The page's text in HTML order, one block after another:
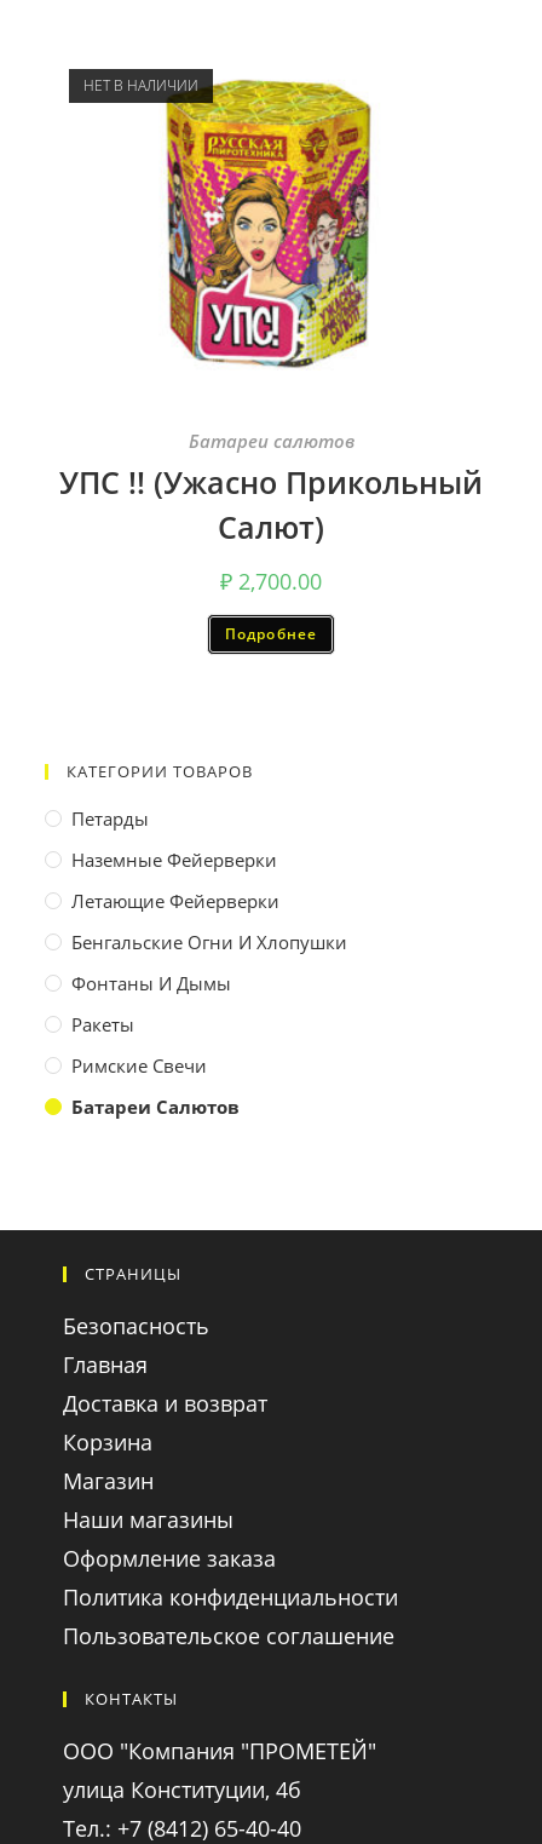
НЕТ В НАЛИЧИИ
Батареи салютов
УПС !! (Ужасно Прикольный
Салют)
₽ 2,700.00
Подробнее
КАТЕГОРИИ ТОВАРОВ
Петарды
Наземные Фейерверки
Летающие Фейерверки
Бенгальские Огни И Хлопушки
Фонтаны И Дымы
Ракеты
Римские Свечи
Батареи Салютов
СТРАНИЦЫ
Безопасность
Главная
Доставка и возврат
Корзина
Магазин
Наши магазины
Оформление заказа
Политика конфиденциальности
Пользовательское соглашение
КОНТАКТЫ
ООО "Компания "ПРОМЕТЕЙ"
улица Конституции, 4б
Тел.: +7 (8412) 65-40-40